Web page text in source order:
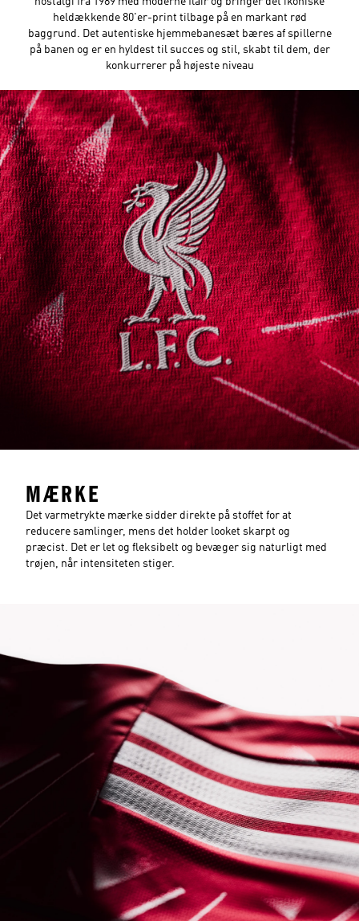
heldækkende 80'er-print tilbage på en markant rød
baggrund. Det autentiske hjemmebanesæt bæres af spillerne
på banen og er en hyldest til succes og stil, skabt til dem, der
konkurrerer på højeste niveau
MÆRKE
Det varmetrykte mærke sidder direkte på stoffet for at
reducere samlinger, mens det holder looket skarpt og
præcist. Det er let og fleksibelt og bevæger sig naturligt med
trøjen, når intensiteten stiger.